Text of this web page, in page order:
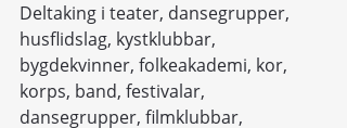
Deltaking i teater, dansegrupper,
husflidslag, kystklubbar,
bygdekvinner, folkeakademi, kor,
korps, band, festivalar,
dansegrupper, filmklubbar,